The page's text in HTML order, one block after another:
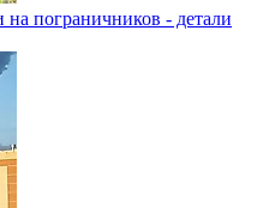
пограничников - детали